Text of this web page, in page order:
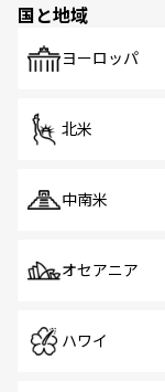
で、ホ
国と地域
ヨーロッパ
北米
中南米
オセアニア
ハワイ